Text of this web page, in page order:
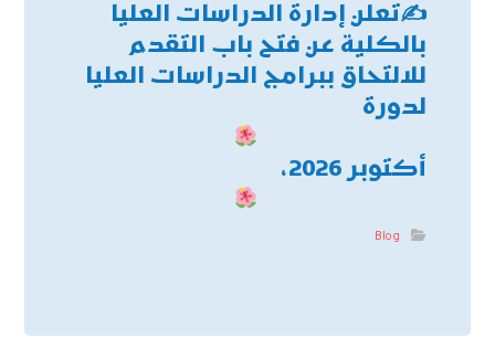
✍تعلن إدارة الدراسات العليا
بالكلية عن فتح باب التقدم
للالتحاق ببرامج الدراسات العليا
لدورة
أكتوبر 2026،
Blog